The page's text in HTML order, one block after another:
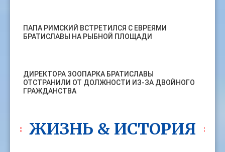
ПАПА РИМСКИЙ ВСТРЕТИЛСЯ С ЕВРЕЯМИ
БРАТИСЛАВЫ НА РЫБНОЙ ПЛОЩАДИ
ДИРЕКТОРА ЗООПАРКА БРАТИСЛАВЫ
ОТСТРАНИЛИ ОТ ДОЛЖНОСТИ ИЗ-ЗА ДВОЙНОГО
ГРАЖДАНСТВА
ЖИЗНЬ & ИСТОРИЯ